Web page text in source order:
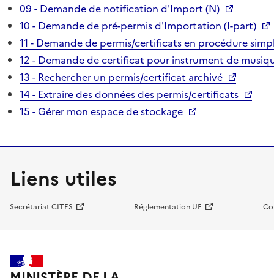
09 - Demande de notification d'Import (N)
10 - Demande de pré-permis d'Importation (I-part)
11 - Demande de permis/certificats en procédure
12 - Demande de certificat pour instrument de
13 - Rechercher un permis/certificat archivé
14 - Extraire des données des permis/certificats
15 - Gérer mon espace de stockage
Liens utiles
Secrétariat CITES Réglementation UE